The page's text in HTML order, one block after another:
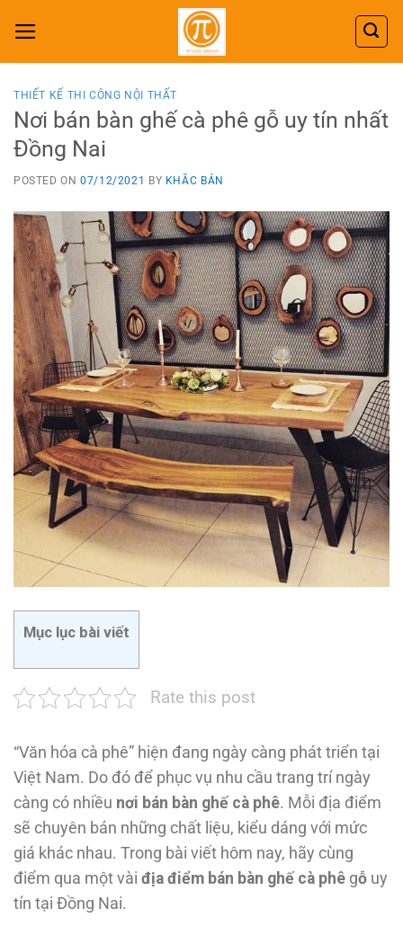
content
THIẾT KẾ THI CÔNG NỘI THẤT
Nơi bán bàn ghế cà phê gỗ uy tín nhất
Đồng Nai
POSTED ON07/12/2021 BY KHẮC BẢN
Mục lục bài viết
Rate this post
“Văn hóa cà phê” hiện đang ngày càng phát triển tại
Việt Nam. Do đó để phục vụ nhu cầu trang trí ngày
càng có nhiều nơi bán bàn ghế cà phê. Mỗi địa điểm
sẽ chuyên bán những chất liệu, kiểu dáng với mức
giá khác nhau. Trong bài viết hôm nay, hãy cùng
điểm qua một vài địa điểm bán bàn ghế cà phê gỗ uy
tín tại Đồng Nai.